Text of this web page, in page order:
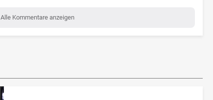
Alle Kommentare anzeigen